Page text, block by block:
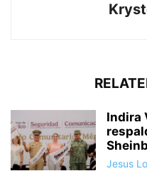
Indira
Jesus